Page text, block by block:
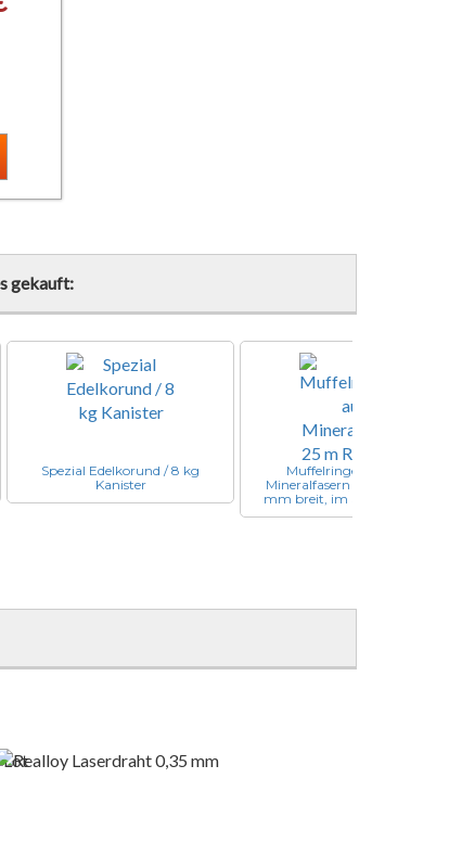
gekauft:
Spezial Edelkorund / 8 kg
Kanister
Muffelringeinlage aus
Mineralfasern 25 m Rolle, 50
mm breit, im Spenderkarton